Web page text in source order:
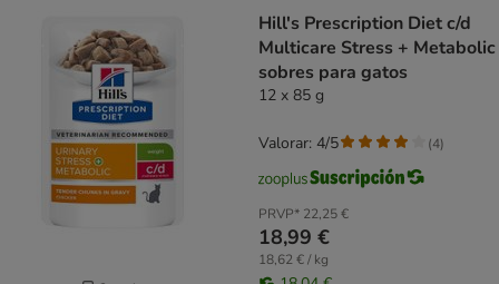
Hill's Prescription Diet c/d
Multicare Stress + Metabolic
sobres para gatos
12 x 85 g
PRVP* 22,25 €
18,99 €
18,62 € / kg
Valorar: 4/5 (4)